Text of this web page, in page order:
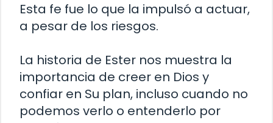
Esta fe fue lo que la impulsó a actuar,
a pesar de los riesgos.
La historia de Ester nos muestra la
importancia de creer en Dios y
confiar en Su plan, incluso cuando no
podemos verlo o entenderlo por